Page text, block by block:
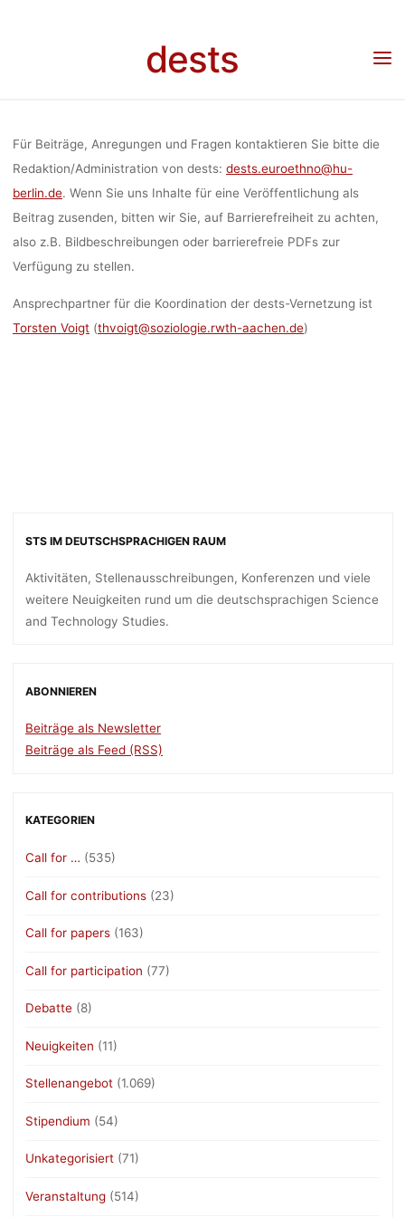
dests
KONTAKT
VON
Für Beiträge, Anregungen und Fragen kontaktieren Sie bitte die
Redaktion/Administration von dests: dests.euroethno@hu-
berlin.de. Wenn Sie uns Inhalte für eine Veröffentlichung als
Beitrag zusenden, bitten wir Sie, auf Barrierefreiheit zu achten,
also z.B. Bildbeschreibungen oder barrierefreie PDFs zur
Verfügung zu stellen.
Ansprechpartner für die Koordination der dests-Vernetzung ist
Torsten Voigt(thvoigt@soziologie.rwth-aachen.de)
STS IM DEUTSCHSPRACHIGEN RAUM
Aktivitäten, Stellenausschreibungen, Konferenzen und viele
weitere Neuigkeiten rund um die deutschsprachigen Science
and Technology Studies.
ABONNIEREN
Beiträge als Newsletter
Beiträge als Feed (RSS)
KATEGORIEN
Call for … (535)
Call for contributions (23)
Call for papers (163)
Call for participation (77)
Debatte (8)
Neuigkeiten (11)
Stellenangebot (1.069)
Stipendium (54)
Unkategorisiert (71)
Veranstaltung (514)